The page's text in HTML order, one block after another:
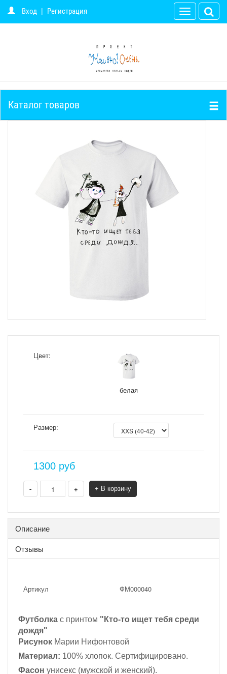
Вход | Регистрация
Toggle
navigation
Каталог товаров
Цвет:
белая
Размер:
1300 руб
- + + В корзину
Описание
Отзывы
Артикул ФМ000040
Футболка с принтом "Кто-то ищет тебя среди
дождя"
Рисунок Марии Нифонтовой
Материал: 100% хлопок. Сертифицировано.
Фасон унисекс (мужской и женский).